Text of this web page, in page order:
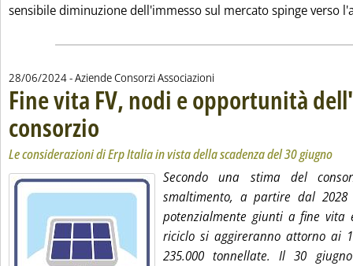
sensibile diminuzione dell'immesso sul mercato spinge verso
28/06/2024- Aziende Consorzi Associazioni
Fine vita FV, nodi e opportunità
consorzio . Sottotitolo: Le considerazioni di Erp Italia in vista della scadenza
. Pubblicata venerdì 28 giugno 2024 alle 12.53.
Le considerazioni di Erp Italia in vista della scadenza del 30 giugno
Secondo una stima del
smaltimento, a partire dal
potenzialmente giunti a fine
riciclo si aggireranno attorno ai
235.000 tonnellate. Il 30